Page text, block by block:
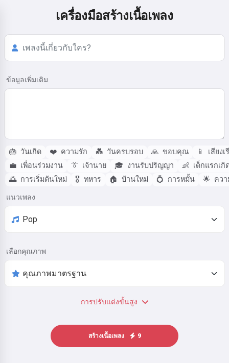
เครื่องมือสร้างเนื้อเพลง
ข้อมูลเพิ่มเติม
🎂 วันเกิด ❤️ ความรัก 💑 วันครบรอบ 🙏 ขอบคุณ 📱
เสียง
💼 เพื่อนร่วมงาน 👔 เจ้านาย 🎓 งานรับปริญญา 👶 เด็กแรกเกิ
🌅 การเริ่มต้นใหม่ 🎖️ ทหาร 🏠 บ้านใหม่ 💍 การหมั้น 🌟 คว
แนวเพลง
เลือกคุณภาพ
การปรับแต่งขั้นสูง
สร้างเนื้อเพลง 9